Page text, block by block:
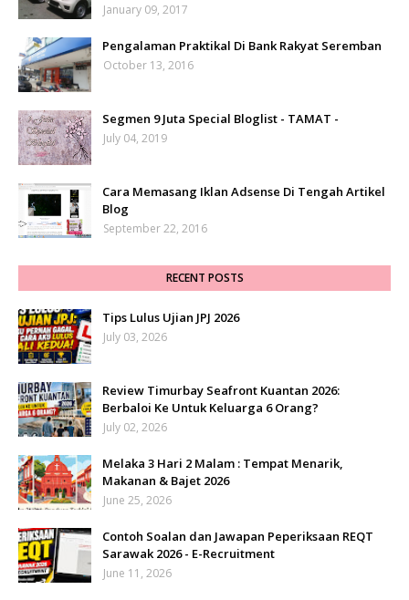
January 09, 2017
Pengalaman Praktikal Di Bank Rakyat Seremban
October 13, 2016
Segmen 9 Juta Special Bloglist - TAMAT -
July 04, 2019
Cara Memasang Iklan Adsense Di Tengah Artikel
Blog
September 22, 2016
RECENT POSTS
Tips Lulus Ujian JPJ 2026
July 03, 2026
Review Timurbay Seafront Kuantan 2026:
Berbaloi Ke Untuk Keluarga 6 Orang?
July 02, 2026
Melaka 3 Hari 2 Malam : Tempat Menarik,
Makanan & Bajet 2026
June 25, 2026
Contoh Soalan dan Jawapan Peperiksaan REQT
Sarawak 2026 - E-Recruitment
June 11, 2026